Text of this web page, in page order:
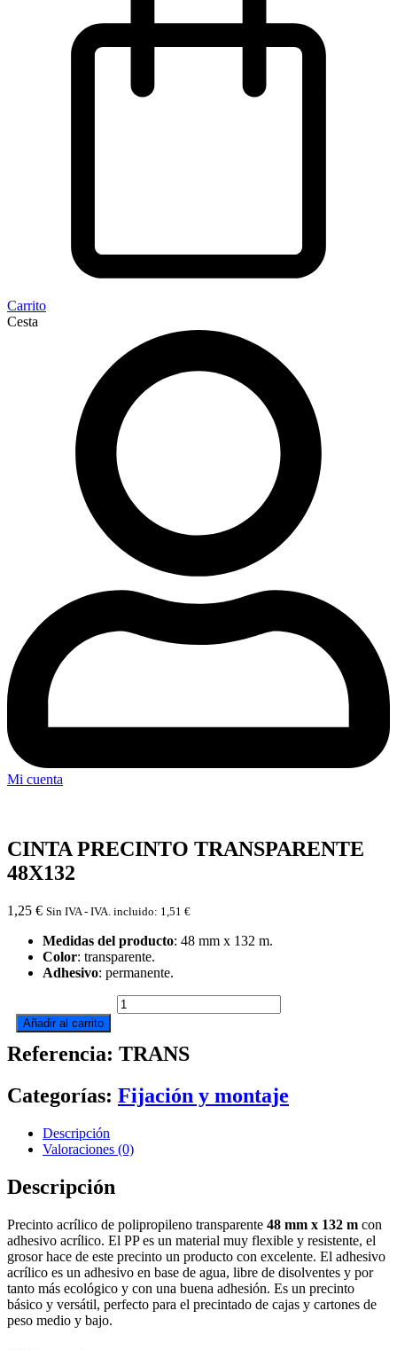
Carrito
Cesta
Mi cuenta
CINTA PRECINTO TRANSPARENTE
48X132
1,25 € Sin IVA - IVA. incluido: 1,51 €
Medidas del producto: 48 mm x 132 m.
Color: transparente.
Adhesivo: permanente.
CINTA
PRECINTO
48X132
cantidad
Añadir al carrito
Referencia: TRANS
Categorías: Fijación y montaje
Descripción
Valoraciones (0)
Descripción
Precinto acrílico de polipropileno transparente 48 mm x 132 m con
adhesivo acrílico. El PP es un material muy flexible y resistente, el
grosor hace de este precinto un producto con excelente. El adhesivo
acrílico es un adhesivo en base de agua, libre de disolventes y por
tanto más ecológico y con una buena adhesión. Es un precinto
básico y versátil, perfecto para el precintado de cajas y cartones de
peso medio y bajo.